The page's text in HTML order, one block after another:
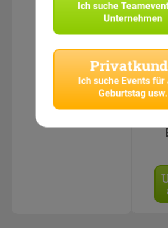
Ich suche
Unternehmen
Ich suche Events für
Geburtstag usw.